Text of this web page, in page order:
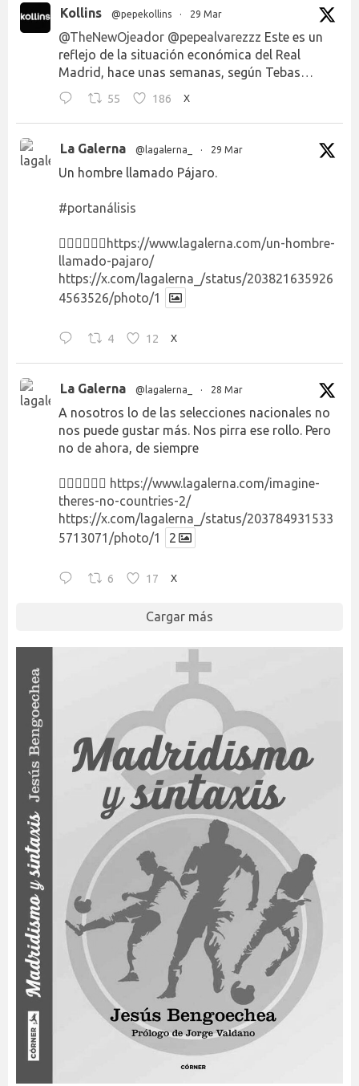
Kollins @pepekollins · 29 Mar
@TheNewOjeador @pepealvarezzz Este es un
reflejo de la situación económica del Real
Madrid, hace unas semanas, según Tebas…
55 186 X
La Galerna @lagalerna_ · 29 Mar
Un hombre llamado Pájaro.
#portanálisis
👉🏻👉🏻👉🏻 https://www.lagalerna.com/un-hombre-
llamado-pajaro/
https://x.com/lagalerna_/status/203821635926
4563526/photo/1
4 12 X
La Galerna @lagalerna_ · 28 Mar
A nosotros lo de las selecciones nacionales no
nos puede gustar más. Nos pirra ese rollo. Pero
no de ahora, de siempre
👉🏻👉🏻👉🏻 https://www.lagalerna.com/imagine-
theres-no-countries-2/
https://x.com/lagalerna_/status/203784931533
5713071/photo/1
2
6 17 X
Cargar más